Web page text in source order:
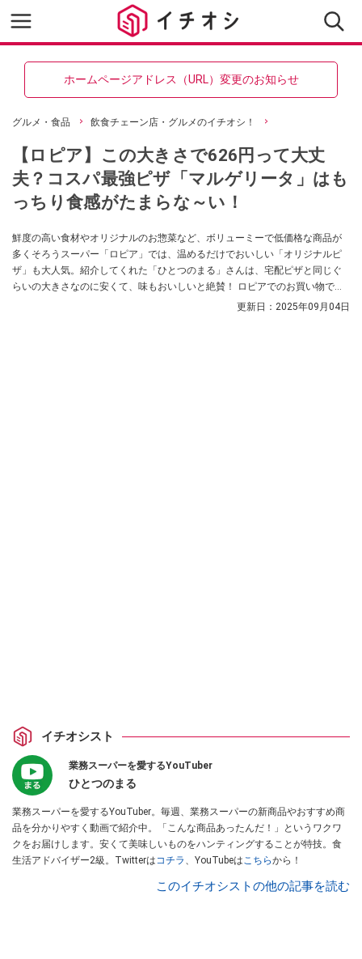
ホームページアドレス（URL）変更のお知らせ
グルメ・食品 飲食チェーン店・グルメのイチオシ！
【ロピア】この大きさで626円って大丈
夫？コスパ最強ピザ「マルゲリータ」はも
っちり食感がたまらな～い！
鮮度の高い食材やオリジナルのお惣菜など、ボリューミーで低価格な商品が
多くそろうスーパー「ロピア」では、温めるだけでおいしい「オリジナルピ
ザ」も大人気。紹介してくれた「ひとつのまる」さんは、宅配ピザと同じぐ
らいの大きさなのに安くて、味もおいしいと絶賛！ ロピアでのお買い物で何
を買おうかお悩みの方は、ぜひ「マルゲリータ」もチェックしてみてくださ
更新日： 2025年09月04日
イチオシスト
業務スーパーを愛するYouTuber
ひとつのまる
業務スーパーを愛するYouTuber。毎週、業務スーパーの新商品やおすすめ商
品を分かりやすく動画で紹介中。「こんな商品あったんだ！」というワクワ
クをお届けします。安くて美味しいものをハンティングすることが特技。食
生活アドバイザー2級。Twitterはコチラ 、YouTubeはこちらから！
このイチオシストの他の記事を読む